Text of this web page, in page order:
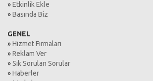
»Etkinlik Ekle
»Basında Biz
GENEL
»Hizmet Firmaları
»Reklam Ver
»Sık Sorulan Sorular
»Haberler